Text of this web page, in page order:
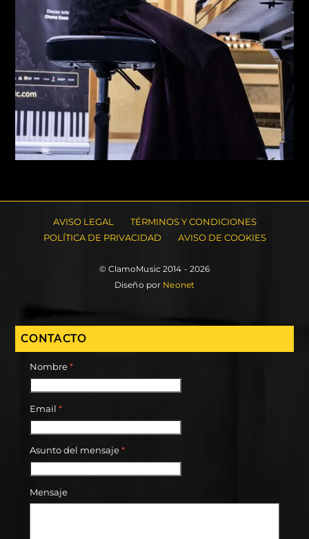
AVISO LEGAL
TÉRMINOS Y CONDICIONES
POLÍTICA DE PRIVACIDAD
AVISO DE COOKIES
© ClamoMusic 2014 - 2026
Diseño por Neonet
CONTACTO
Nombre*
Email *
Asunto del mensaje*
Mensaje